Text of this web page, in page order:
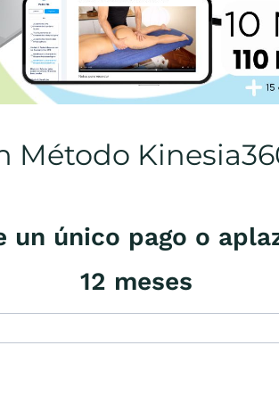
Método
un único pago o
12 meses